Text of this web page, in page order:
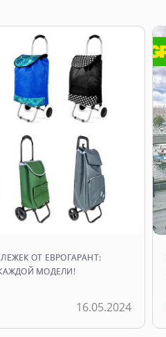
ОТ ЕВРОГАРАНТ:
МОДЕЛИ!
16.05.2024